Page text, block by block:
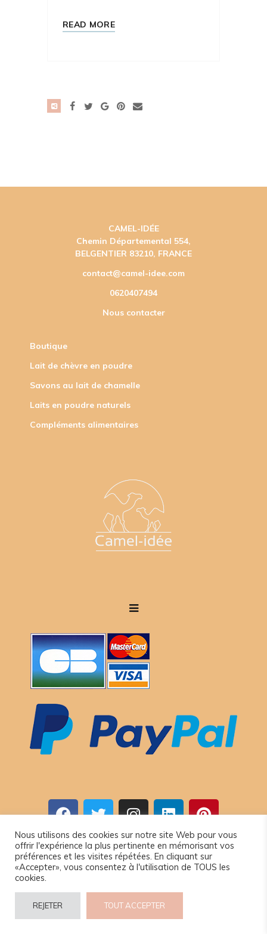
READ MORE
CAMEL-IDÉE
Chemin Départemental 554,
BELGENTIER 83210, FRANCE
contact@camel-idee.com
0620407494
Nous contacter
Boutique
Lait de chèvre en poudre
Savons au lait de chamelle
Laits en poudre naturels
Compléments alimentaires
© 2024 www.camel-idee.com.
Nous utilisons des cookies sur notre site Web pour vous
offrir l'expérience la plus pertinente en mémorisant vos
préférences et les visites répétées. En cliquant sur
«Accepter», vous consentez à l'utilisation de TOUS les
cookies.
REJETER TOUT ACCEPTER